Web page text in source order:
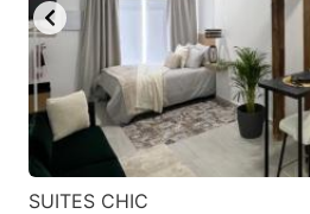
SUITES CHIC